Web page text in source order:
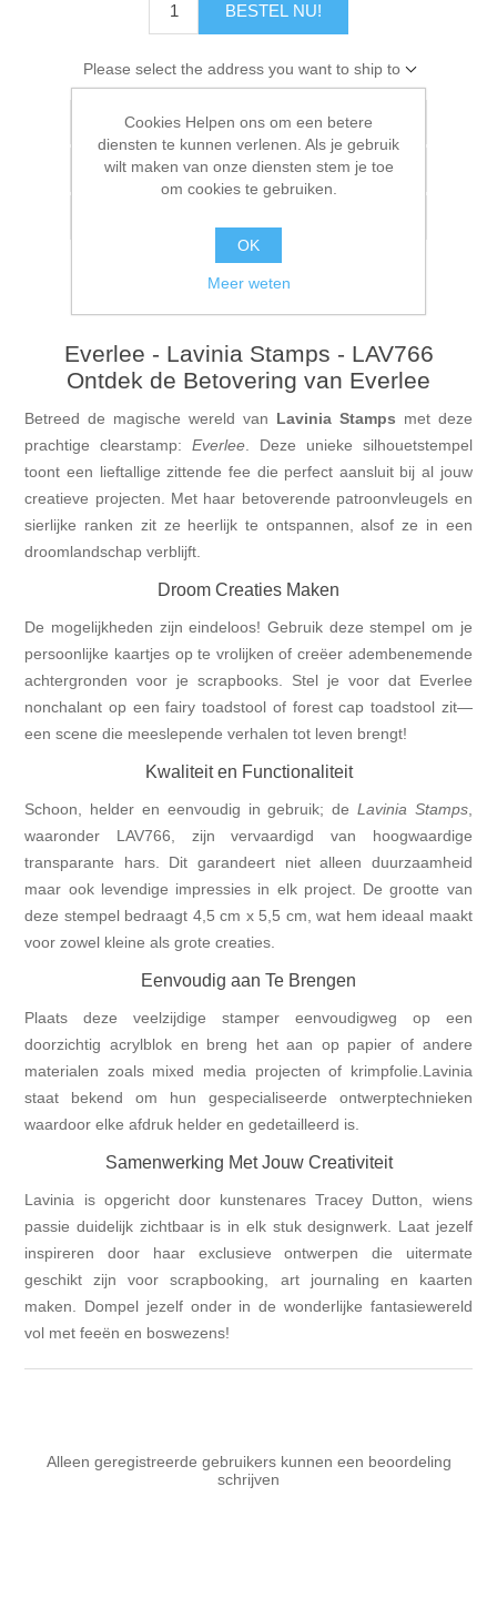
BESTEL NU!
Please select the address you want to ship to
Toevoegen aan verlanglijstje
Vergelijk product
Everlee - Lavinia Stamps - LAV766
Ontdek de Betovering van Everlee
Betreed de magische wereld van Lavinia Stamps met deze
prachtige clearstamp:Everlee. Deze unieke silhouetstempel
toont een lieftallige zittende fee die perfect aansluit bij al jouw
creatieve projecten. Met haar betoverende patroonvleugels en
sierlijke ranken zit ze heerlijk te ontspannen, alsof ze in een
droomlandschap verblijft.
Droom Creaties Maken
De mogelijkheden zijn eindeloos! Gebruik deze stempel om je
persoonlijke kaartjes op te vrolijken of creëer adembenemende
achtergronden voor je scrapbooks. Stel je voor dat Everlee
nonchalant op een fairy toadstool of forest cap toadstool zit—
een scene die meeslepende verhalen tot leven brengt!
Kwaliteit en Functionaliteit
Schoon, helder en eenvoudig in gebruik; de Lavinia Stamps,
waaronder LAV766, zijn vervaardigd van hoogwaardige
transparante hars. Dit garandeert niet alleen duurzaamheid
maar ook levendige impressies in elk project. De grootte van
deze stempel bedraagt 4,5 cm x 5,5 cm, wat hem ideaal maakt
voor zowel kleine als grote creaties.
Eenvoudig aan Te Brengen
Plaats deze veelzijdige stamper eenvoudigweg op een
doorzichtig acrylblok en breng het aan op papier of andere
materialen zoals mixed media projecten of krimpfolie.Lavinia
staat bekend om hun gespecialiseerde ontwerptechnieken
waardoor elke afdruk helder en gedetailleerd is.
Samenwerking Met Jouw Creativiteit
Lavinia is opgericht door kunstenares Tracey Dutton, wiens
passie duidelijk zichtbaar is in elk stuk designwerk. Laat jezelf
inspireren door haar exclusieve ontwerpen die uitermate
geschikt zijn voor scrapbooking, art journaling en kaarten
maken. Dompel jezelf onder in de wonderlijke fantasiewereld
vol met feeën en boswezens!
Alleen geregistreerde gebruikers kunnen een beoordeling
schrijven
Cookies Helpen ons om een betere
diensten te kunnen verlenen. Als je gebruik
wilt maken van onze diensten stem je toe
om cookies te gebruiken.
OK
Meer weten